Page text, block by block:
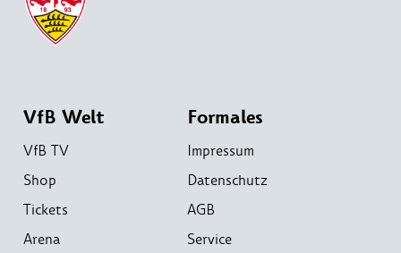
VfB Welt
VfB TV
Shop
Tickets
Arena
Formales
Impressum
Datenschutz
AGB
Service